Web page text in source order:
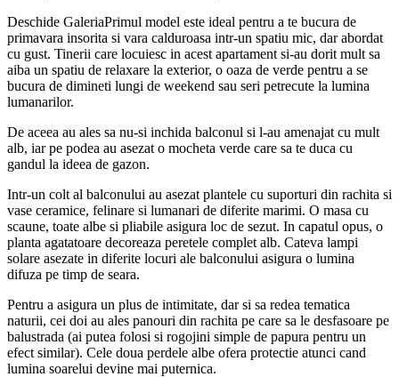
Deschide GaleriaPrimul model este ideal pentru a te bucura de
primavara insorita si vara calduroasa intr-un spatiu mic, dar abordat
cu gust. Tinerii care locuiesc in acest apartament si-au dorit mult sa
aiba un spatiu de relaxare la exterior, o oaza de verde pentru a se
bucura de dimineti lungi de weekend sau seri petrecute la lumina
lumanarilor.
De aceea au ales sa nu-si inchida balconul si l-au amenajat cu mult
alb, iar pe podea au asezat o mocheta verde care sa te duca cu
gandul la ideea de gazon.
Intr-un colt al balconului au asezat plantele cu suporturi din rachita si
vase ceramice, felinare si lumanari de diferite marimi. O masa cu
scaune, toate albe si pliabile asigura loc de sezut. In capatul opus, o
planta agatatoare decoreaza peretele complet alb. Cateva lampi
solare asezate in diferite locuri ale balconului asigura o lumina
difuza pe timp de seara.
Pentru a asigura un plus de intimitate, dar si sa redea tematica
naturii, cei doi au ales panouri din rachita pe care sa le desfasoare pe
balustrada (ai putea folosi si rogojini simple de papura pentru un
efect similar). Cele doua perdele albe ofera protectie atunci cand
lumina soarelui devine mai puternica.